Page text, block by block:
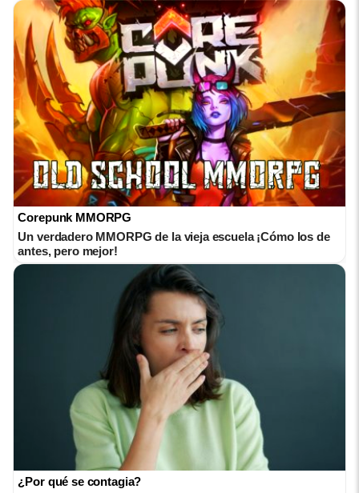
Corepunk MMORPG
Un verdadero MMORPG de la vieja escuela ¡Cómo los de
antes, pero mejor!
¿Por qué se contagia?